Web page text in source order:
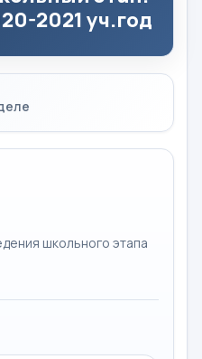
2021 уч.год
школьного этапа